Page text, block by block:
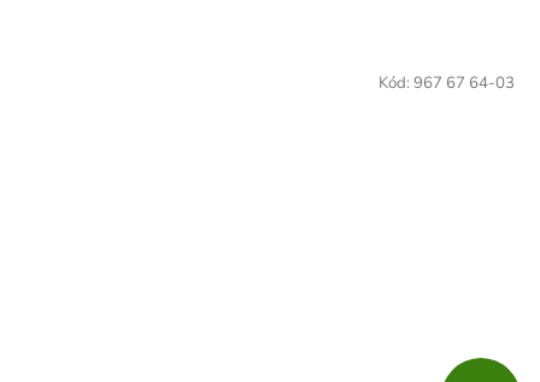
Kód: 967 67 64-03